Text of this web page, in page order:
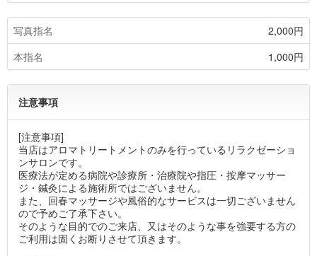
写真指名
2,000円
本指名
1,000円
注意事項
[注意事項]
当店はアロマトリートメントのみを行っているリラクゼーショ
ンサロンです。
医療法が定める病院や診療所・治療院や指圧・按摩マッサー
ジ・鍼灸による施術所ではございません。
また、回春マッサージや風俗的なサービスは一切ございません
ので予めご了承下さい。
そのような目的でのご来店、又はそのような事を強要する方の
ご利用は固くお断りさせて頂きます。